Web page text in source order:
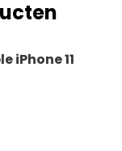
iPhone 11